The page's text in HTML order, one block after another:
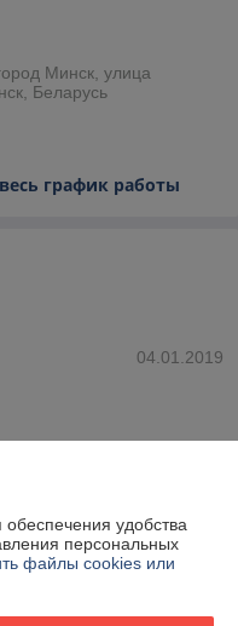
Минск, улица
Беларусь
график работы
04.01.2019
объема наложенным
удобства
персональных
файлы cookies или